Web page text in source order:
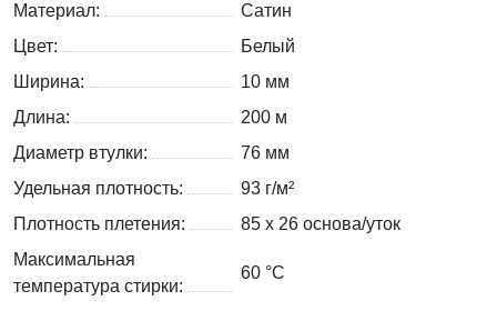
Материал:
Сатин
Цвет:
Белый
Ширина:
10 мм
Длина:
200 м
Диаметр втулки:
76 мм
Удельная плотность:
93 г/м²
Плотность плетения:
85 х 26 основа/уток
Максимальная
температура стирки:
60 °C